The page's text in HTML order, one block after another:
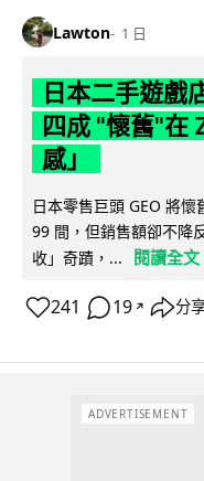
Lawton 1 日
日本二手遊戲
四成 "懷舊"在
感」
日本零售巨頭 GEO 將
99 間，但銷售額卻不降
收」奇蹟，...
閱讀全文
241 19 ↗ 分
ADVERTISEMENT